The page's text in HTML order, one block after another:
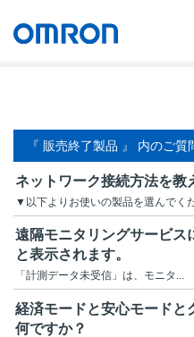
『 販売終了製品 』 内のご質
ネットワーク接続方法を教
▼以下よりお使いの製品を選んでくだ
遠隔モニタリングサービス
と表示されます。
「計測データ未受信」は、モニタ...
経済モードと安心モードと
何ですか？